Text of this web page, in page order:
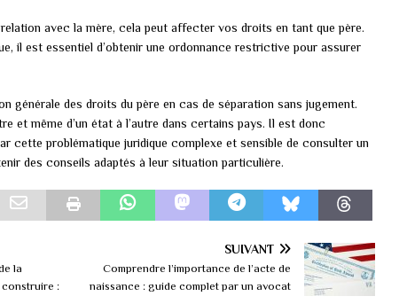
avec la mère, cela peut affecter vos droits en tant que père.
il est essentiel d’obtenir une ordonnance restrictive pour assurer
générale des droits du père en cas de séparation sans jugement.
et même d’un état à l’autre dans certains pays. Il est donc
cette problématique juridique complexe et sensible de consulter un
des conseils adaptés à leur situation particulière.
la
:
SUIVANT
Comprendre l’importance de l’acte de
naissance : guide complet par un avocat